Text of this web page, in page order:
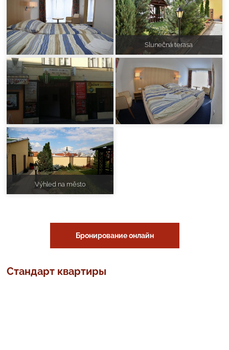
Slunečná terasa
Výhled na město
Бронирование онлайн
Стандарт квартиры